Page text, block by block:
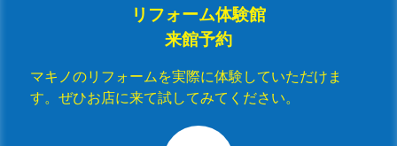
リフォーム体験館
来館予約
マキノのリフォームを実際に体験していただけま
す。ぜひお店に来て試してみてください。